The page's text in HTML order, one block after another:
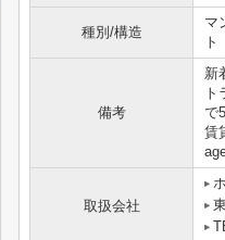
種別/構造
マ
ト
備考
新
で
賃
取扱会社